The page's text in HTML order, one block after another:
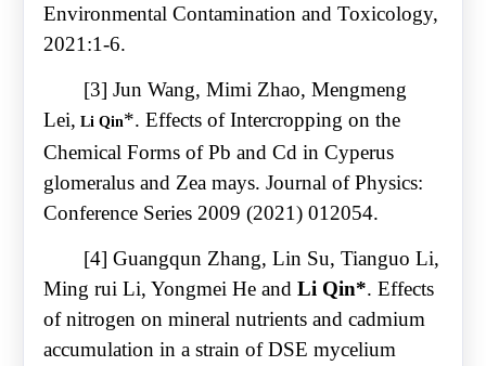
Environmental Contamination and Toxicology,
2021:1-6.
[3] Jun Wang, Mimi Zhao, Mengmeng
Lei, Li Qin*. Effects of Intercropping on the
Chemical Forms of Pb and Cd in Cyperus
glomeralus and Zea mays. Journal of Physics:
Conference Series 2009 (2021) 012054.
[4] Guangqun Zhang, Lin Su, Tianguo Li,
Ming rui Li, Yongmei He and Li Qin*. Effects
of nitrogen on mineral nutrients and cadmium
accumulation in a strain of DSE mycelium